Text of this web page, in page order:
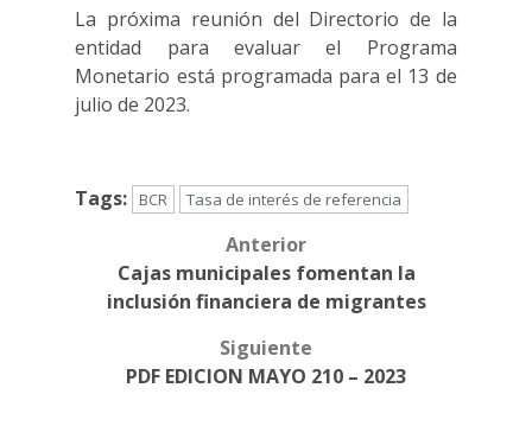
La próxima reunión del Directorio de la
entidad para evaluar el Programa
Monetario está programada para el 13 de
julio de 2023.
Tags: BCR Tasa de interés de referencia
navigation
Anterior
Cajas municipales fomentan la
inclusión financiera de migrantes
Siguiente
PDF EDICION MAYO 210 – 2023